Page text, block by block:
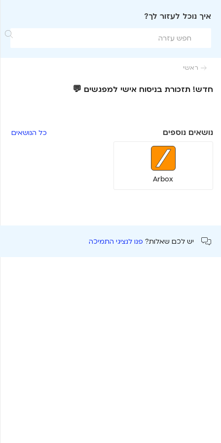
איך נוכל לעזור לך?

 ראשי
חדש! תזכורת בניסוח אישי למפגשים 💬
נושאים נוספים כל הנושאים
Arbox
יש לכם שאלות? פנו לנציגי התמיכה